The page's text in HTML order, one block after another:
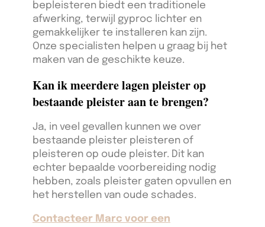
bepleisteren biedt een traditionele
afwerking, terwijl gyproc lichter en
gemakkelijker te installeren kan zijn.
Onze specialisten helpen u graag bij het
maken van de geschikte keuze.
Kan ik meerdere lagen pleister op
bestaande pleister aan te brengen?
Ja, in veel gevallen kunnen we over
bestaande pleister pleisteren of
pleisteren op oude pleister. Dit kan
echter bepaalde voorbereiding nodig
hebben, zoals pleister gaten opvullen en
het herstellen van oude schades.
Contacteer Marc voor een